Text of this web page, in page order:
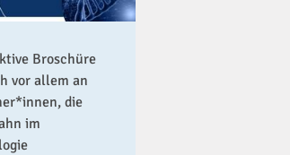
Broschüre
vor allem an
die
im